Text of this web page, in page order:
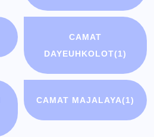
CAMAT
DAYEUHKOLOT(1)
CAMAT MAJALAYA(1)